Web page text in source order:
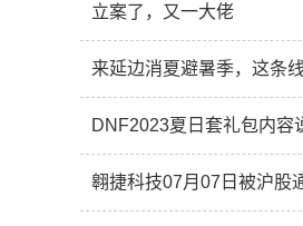
立案了，又一大佬
来延边消夏避暑季，这条线
DNF2023夏日套礼包内容
翱捷科技07月07日被沪股